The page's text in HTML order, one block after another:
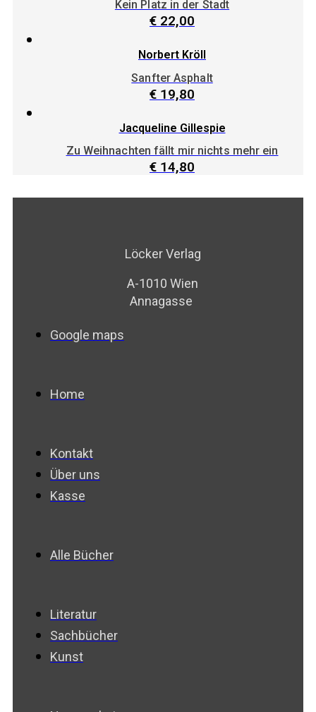
Kein Platz in der Stadt
€ 22,00
Norbert Kröll
Sanfter Asphalt
€ 19,80
Jacqueline Gillespie
Zu Weihnachten fällt mir nichts mehr ein
€ 14,80
Löcker Verlag
A-1010 Wien
Annagasse
Google maps
Home
Kontakt
Über uns
Kasse
Alle Bücher
Literatur
Sachbücher
Kunst